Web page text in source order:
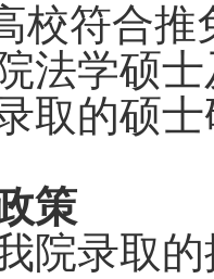
校符合
法学硕
取的硕
策
院录取